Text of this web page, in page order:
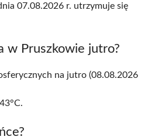
07.08.2026 r. utrzymuje się
w Pruszkowie jutro?
na jutro (08.08.2026